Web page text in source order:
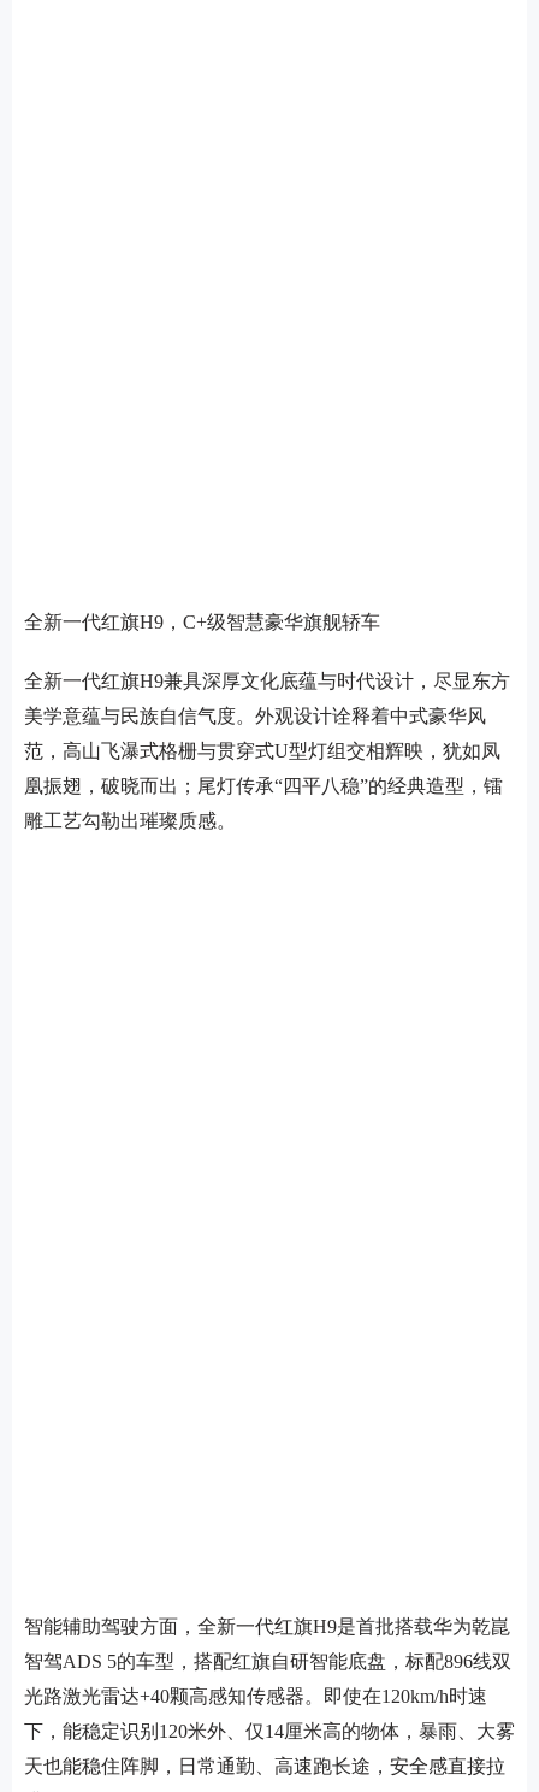
全新一代红旗H9，C+级智慧豪华旗舰轿车
全新一代红旗H9兼具深厚文化底蕴与时代设计，尽显东方
美学意蕴与民族自信气度。外观设计诠释着中式豪华风
范，高山飞瀑式格栅与贯穿式U型灯组交相辉映，犹如凤
凰振翅，破晓而出；尾灯传承“四平八稳”的经典造型，镭
雕工艺勾勒出璀璨质感。
智能辅助驾驶方面，全新一代红旗H9是首批搭载华为乾崑
智驾ADS 5的车型，搭配红旗自研智能底盘，标配896线双
光路激光雷达+40颗高感知传感器。即使在120km/h时速
下，能稳定识别120米外、仅14厘米高的物体，暴雨、大雾
天也能稳住阵脚，日常通勤、高速跑长途，安全感直接拉